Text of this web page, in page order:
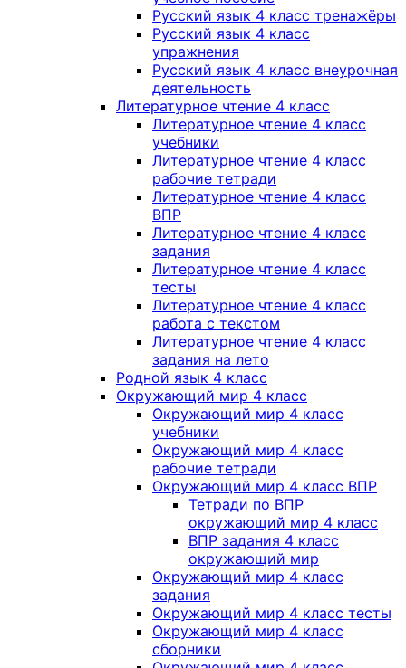
Русский язык 4 класс тренажёры
Русский язык 4 класс
упражнения
Русский язык 4 класс внеурочная
деятельность
Литературное чтение 4 класс
Литературное чтение 4 класс
учебники
Литературное чтение 4 класс
рабочие тетради
Литературное чтение 4 класс
ВПР
Литературное чтение 4 класс
задания
Литературное чтение 4 класс
тесты
Литературное чтение 4 класс
работа с текстом
Литературное чтение 4 класс
задания на лето
Родной язык 4 класс
Окружающий мир 4 класс
Окружающий мир 4 класс
учебники
Окружающий мир 4 класс
рабочие тетради
Окружающий мир 4 класс ВПР
Тетради по ВПР
окружающий мир 4 класс
ВПР задания 4 класс
окружающий мир
Окружающий мир 4 класс
задания
Окружающий мир 4 класс тесты
Окружающий мир 4 класс
сборники